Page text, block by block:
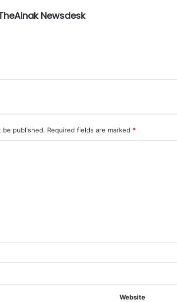
Newsdesk
be published. Required fields are marked *
Website